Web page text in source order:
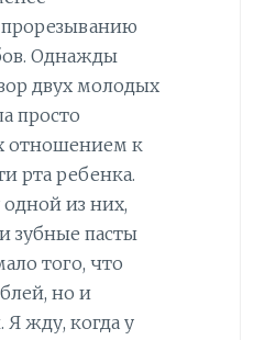
Однажды
двух молодых
просто
отношением к
рта ребенка.
из них,
зубные пасты
того, что
но и
жду, когда у